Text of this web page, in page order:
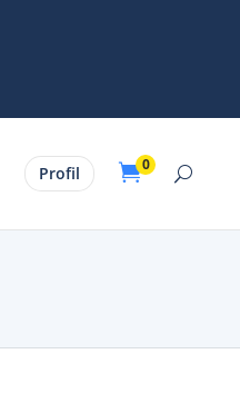
Profil 0